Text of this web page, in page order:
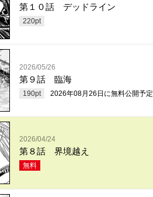
第１０話 デッドライン
220pt
2026/05/26
第９話 臨海
190pt 2026年08月26日 に無料公開予定
2026/04/24
第８話 界境越え
無料